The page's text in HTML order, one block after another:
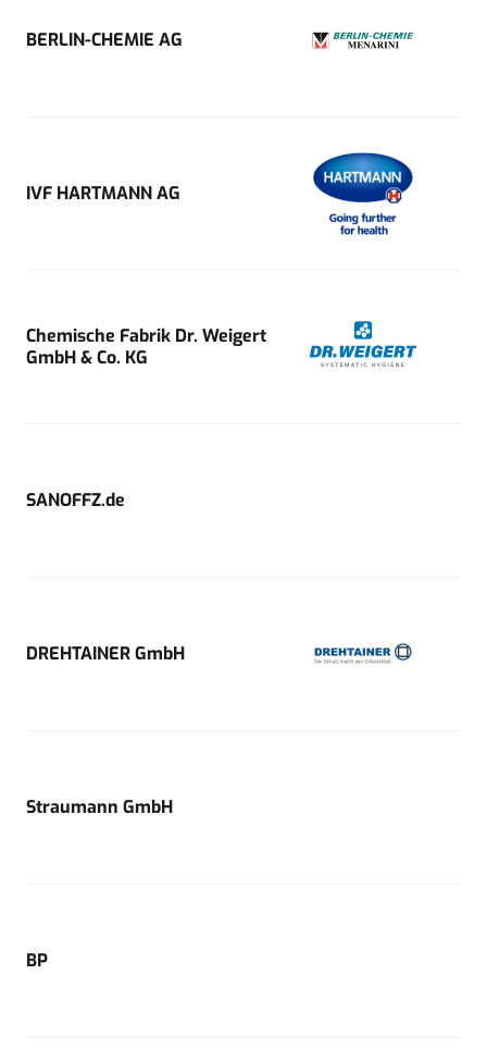
BERLIN-CHEMIE AG
IVF HARTMANN AG
Chemische Fabrik Dr. Weigert
GmbH & Co. KG
SANOFFZ.de
DREHTAINER GmbH
Straumann GmbH
BP